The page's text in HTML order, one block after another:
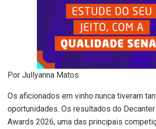
Por Jullyanna Matos
Os aficionados em vinho nunca tiveram
oportunidades. Os resultados do
Awards 2026, uma das principais